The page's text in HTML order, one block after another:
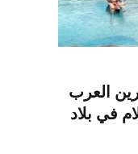
العرب
في بلاد